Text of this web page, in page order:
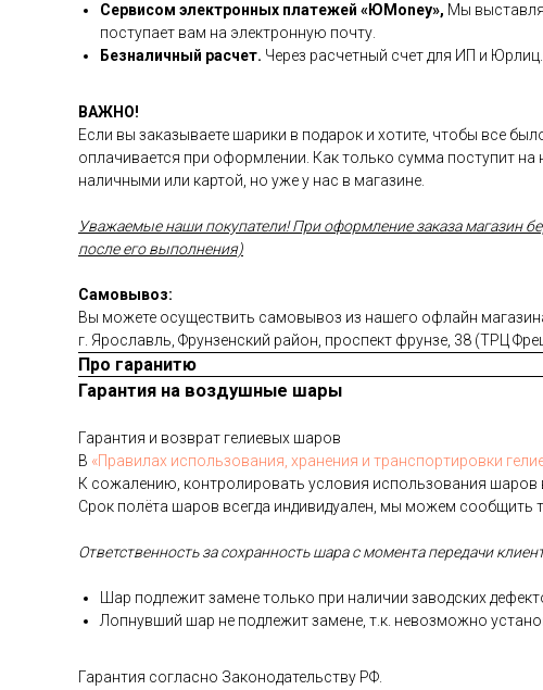
Сервисом электронных платежей «ЮMoney», Мы
поступает вам на электронную почту.
Безналичный расчет. Через расчетный счет для ИП и Юрлиц.
ВАЖНО!
Если вы заказываете шарики в подарок и хотите, чтобы все
оплачивается при оформлении. Как только сумма поступит
наличными или картой, но уже у нас в магазине.
Уважаемые наши покупатели! При оформление заказа магазин
после его выполнения)
Самовывоз:
Вы можете осуществить самовывоз из нашего офлайн
г. Ярославль, Фрунзенский район, проспект фрунзе, 38 (ТРЦ
Про гаранитю
Гарантия на воздушные шары
Га­ран­тия и воз­врат ге­ли­евых ша­ров
В «Пра­ви­лах ис­поль­зо­ва­ния, хра­не­ния и тран­спор­ти­ров­ки
К со­жале­нию, кон­тро­лиро­вать ус­ло­вия ис­поль­зо­вания
Срок по­лёта ша­ров всег­да ин­ди­виду­ален, мы мо­жем со­об­щить
От­ветс­твен­ность за сох­ранность ша­ра с мо­мен­та пе­реда­чи
Шар под­ле­жит за­мене толь­ко при на­личии за­вод­ских
Лоп­нувший шар не под­ле­жит за­мене, т.к. не­воз­можно
Га­ран­тия сог­ласно За­коно­датель­ству РФ.